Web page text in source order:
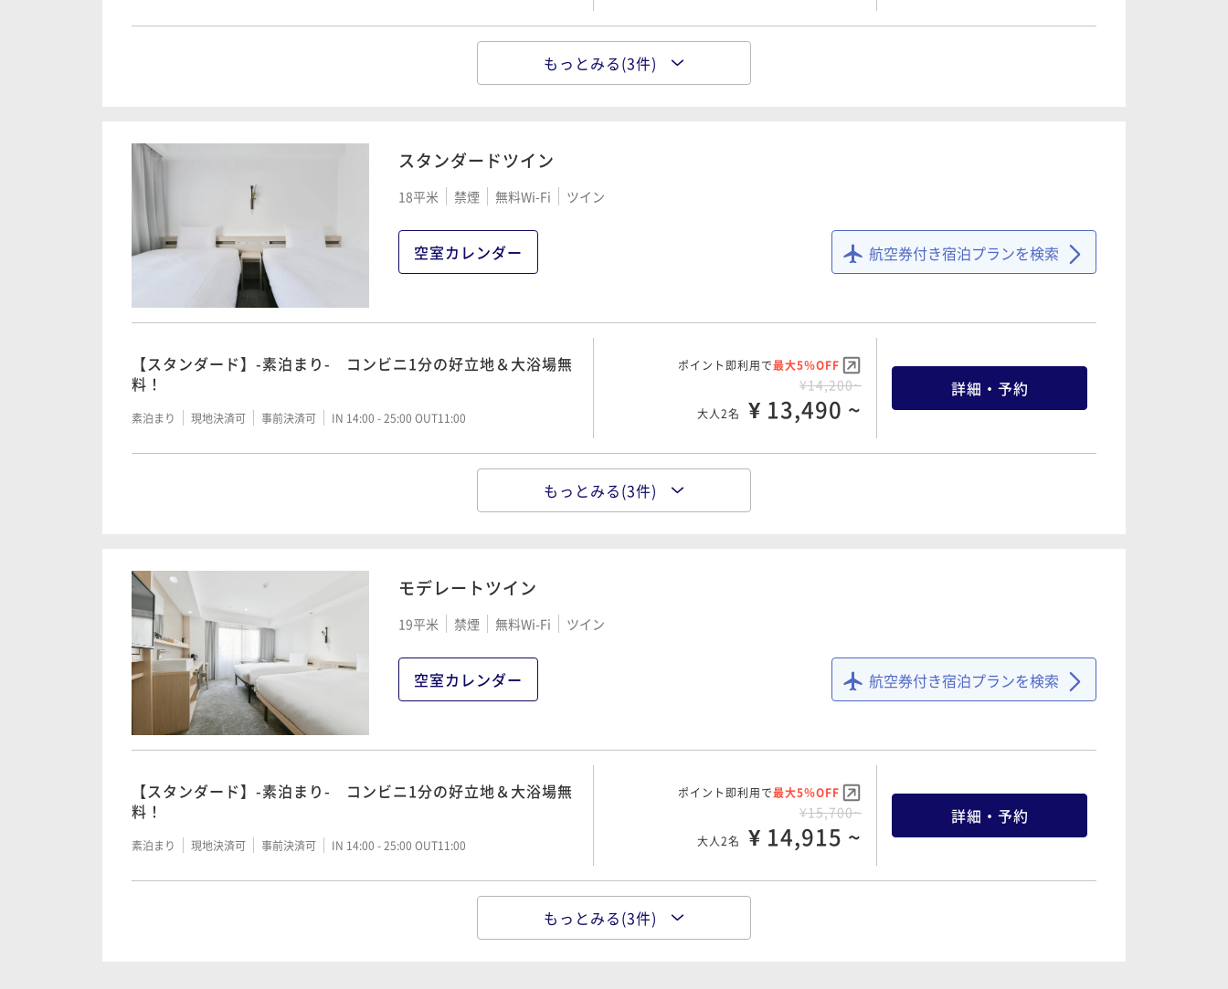
【スタンダード】-朝食付- コンビニ1分の好立地＆大浴場無
ポイント即利用で
【ポイントアップ】素泊まり
素泊まり 現地決済可 事前決済可 IN 14:00 - 25:00 OUT11:00 ¥ 15,960 ~
朝食付き 現地決済可 事前決済可 IN 14:00 - 25:00 OUT11:00 ¥ 20,748 ~
もっとみる(3件)
スタンダードツイン
18平米 禁煙 無料Wi-Fi ツイン
空室カレンダー 航空券付き宿泊プランを検索
【スタンダード】-素泊まり- コンビニ1分の好立地＆大浴場無
料！
素泊まり 現地決済可 事前決済可 IN 14:00 - 25:00 OUT11:00
ポイント即利用で最大5％OFF
¥14,200~
大人2名 ¥ 13,490 ~
詳細・予約
【スタンダード】-朝食付- コンビニ1分の好立地＆大浴場無
ポイント即利用で
【ポイントアップ】素泊まり
素泊まり 現地決済可 事前決済可 IN 14:00 - 25:00 OUT11:00 ¥ 18,886 ~
朝食付き 現地決済可 事前決済可 IN 14:00 - 25:00 OUT11:00 ¥ 23,674 ~
もっとみる(3件)
モデレートツイン
19平米 禁煙 無料Wi-Fi ツイン
空室カレンダー 航空券付き宿泊プランを検索
【スタンダード】-素泊まり- コンビニ1分の好立地＆大浴場無
料！
素泊まり 現地決済可 事前決済可 IN 14:00 - 25:00 OUT11:00
ポイント即利用で最大5％OFF
¥15,700~
大人2名 ¥ 14,915 ~
詳細・予約
【スタンダード】-朝食付- コンビニ1分の好立地＆大浴場無
ポイント即利用で
もっとみる(3件)